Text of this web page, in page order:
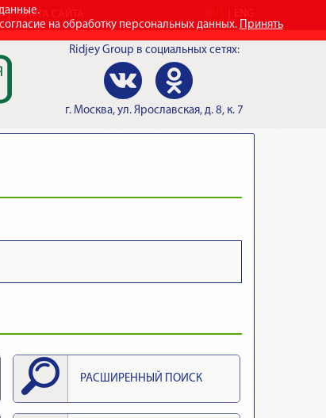
на обработку персональных данных. Принять
КАРТА САЙТА
Ridjey Group в социальных сетях:
г. Москва, ул. Ярославская, д. 8, к. 7
РАСШИРЕННЫЙ ПОИСК